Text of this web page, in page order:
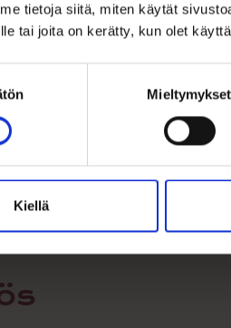
tietoja siitä, miten käytät
tai joita on kerätty, kun olet
Mieltymykset
Kiellä
Ohjeita